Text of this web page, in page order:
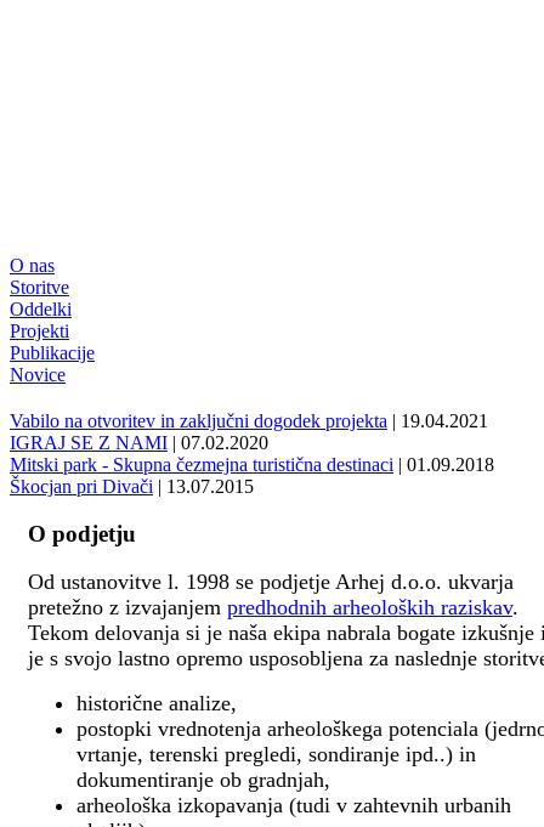
O nas
Storitve
Oddelki
Projekti
Publikacije
Novice
Vabilo na otvoritev in zaključni dogodek projekta | 19.04.2021
IGRAJ SE Z NAMI | 07.02.2020
Mitski park - Skupna čezmejna turistična destinaci | 01.09.2018
Škocjan pri Divači | 13.07.2015
O podjetju
Od ustanovitve l. 1998 se podjetje Arhej d.o.o. ukvarja
pretežno z izvajanjem predhodnih arheoloških raziskav.
Tekom delovanja si je naša ekipa nabrala bogate izkušnje
je s svojo lastno opremo usposobljena za naslednje
historične analize,
postopki vrednotenja arheološkega potenciala
vrtanje, terenski pregledi, sondiranje ipd..) in
dokumentiranje ob gradnjah,
arheološka izkopavanja (tudi v zahtevnih urbanih